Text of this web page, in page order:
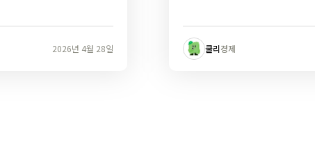
2026년 4월 28일 쿨리경제